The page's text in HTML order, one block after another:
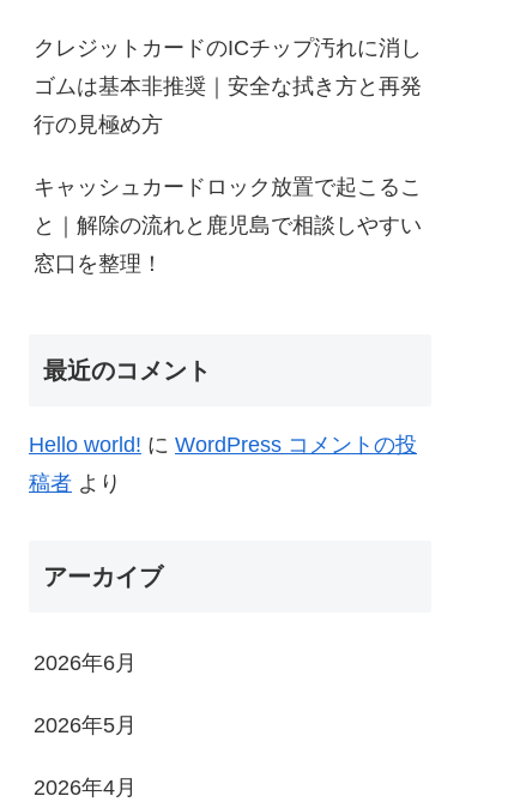
クレジットカードのICチップ汚れに消し
ゴムは基本非推奨｜安全な拭き方と再発
行の見極め方
キャッシュカードロック放置で起こるこ
と｜解除の流れと鹿児島で相談しやすい
窓口を整理！
最近のコメント
Hello world! に WordPress コメントの投
稿者 より
アーカイブ
2026年6月
2026年5月
2026年4月